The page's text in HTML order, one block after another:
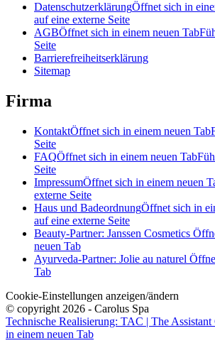
DatenschutzerklärungÖffnet sich in
auf eine externe Seite
AGBÖffnet sich in einem neuen Tab
Seite
Barrierefreiheitserklärung
Sitemap
Firma
KontaktÖffnet sich in einem neuen Tab
Seite
FAQÖffnet sich in einem neuen Tab
Seite
ImpressumÖffnet sich in einem neuen
externe Seite
Haus und BadeordnungÖffnet sich in
auf eine externe Seite
Beauty-Partner: Janssen Cosmetics
neuen Tab
Ayurveda-Partner: Jolie au naturel
Tab
Cookie-Einstellungen anzeigen/ändern
© copyright 2026 - Carolus Spa
Technische Realisierung: TAC | The Assistant
in einem neuen Tab